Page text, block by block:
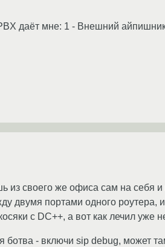
даёт мне: 1 - Внешний
из своего же офиса сам на себя
двумя портами одного роутера,
с DC++, а вот как лечил уже
ботва - включи sip debug, может